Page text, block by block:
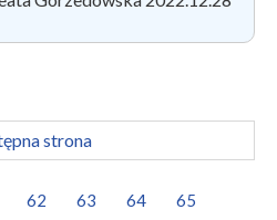
strona
62 63 64
65